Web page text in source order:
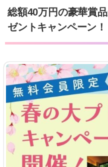
総額40万円の豪華賞
ゼントキャンペーン！